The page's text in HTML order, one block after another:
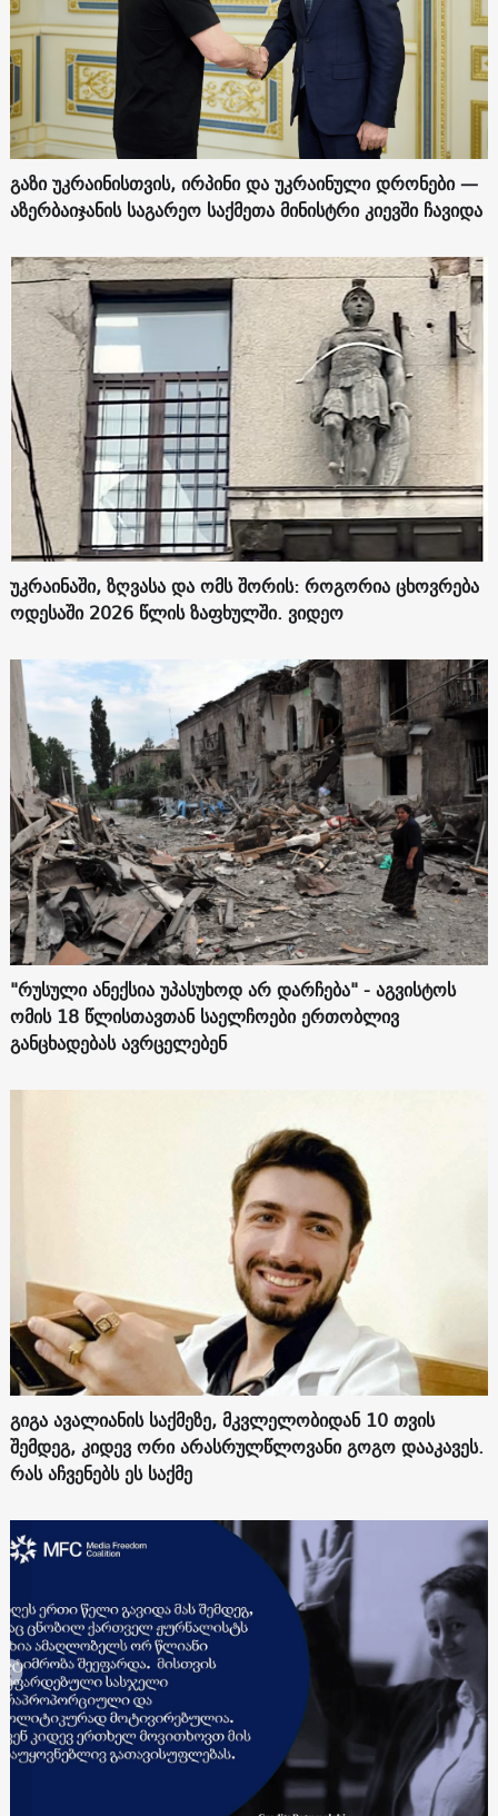
გაზი უკრაინისთვის, ირპინი და უკრაინული დრონები —
აზერბაიჯანის საგარეო საქმეთა მინისტრი კიევში ჩავიდა
უკრაინაში, ზღვასა და ომს შორის: როგორია ცხოვრება
ოდესაში 2026 წლის ზაფხულში. ვიდეო
"რუსული ანექსია უპასუხოდ არ დარჩება" - აგვისტოს
ომის 18 წლისთავთან საელჩოები ერთობლივ
განცხადებას ავრცელებენ
გიგა ავალიანის საქმეზე, მკვლელობიდან 10 თვის
შემდეგ, კიდევ ორი არასრულწლოვანი გოგო დააკავეს.
რას აჩვენებს ეს საქმე